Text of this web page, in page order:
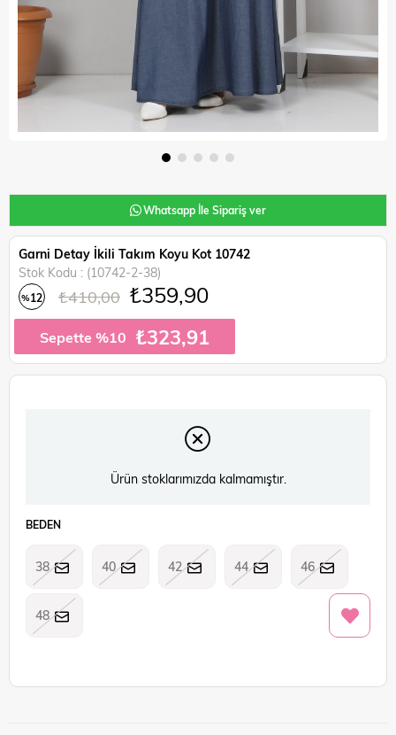
Whatsapp İle Sipariş ver
Garni Detay İkili Takım Koyu Kot 10742
Stok Kodu
(10742-2-38)
%12 ₺410,00 ₺359,90
Sepette %10 ₺323,91
Ürün stoklarımızda kalmamıştır.
BEDEN
38 40 42 44 46
48